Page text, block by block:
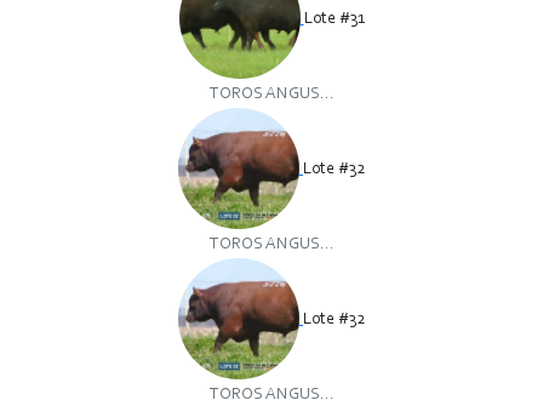
Lote #31
TOROS ANGUS...
Lote #32
TOROS ANGUS...
Lote #32
TOROS ANGUS...